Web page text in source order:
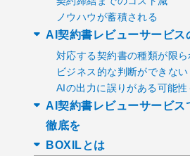
ノウハウが蓄積される
AI契約書レビューサービス
対応する契約書の種類が限
ビジネス的な判断ができない
AIの出力に誤りがある可能性
AI契約書レビューサービス
徹底を
BOXILとは